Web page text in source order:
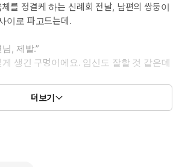
를 정결케 하는 신례회 전날, 남편의 쌍둥이
이로 파고드는데.
, 제발.”
게 생긴 구멍이에요. 임신도 잘할 것 같은데
치명적 관계의 시작!
더보기